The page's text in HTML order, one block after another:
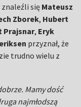
znaleźli się Mateusz
Zborek, Hubert
Prajsnar, Eryk
przyznał, że
trudno wielu z
Mamy dość
najmłodszą